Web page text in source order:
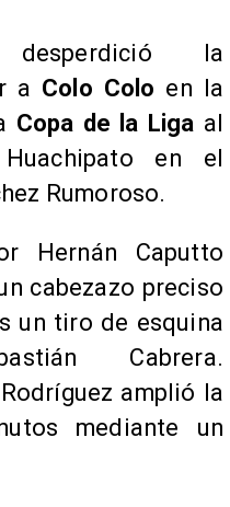
la
a Colo Colo en la
Copa de la Liga al
en el
Rumoroso.
Hernán Caputto
cabezazo preciso
un tiro de esquina
Cabrera.
amplió la
mediante un